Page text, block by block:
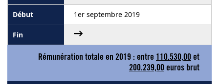
1er septembre 2019
Rémunération totale en 2019 : entre 110.530,00 et
200.239,00 euros brut